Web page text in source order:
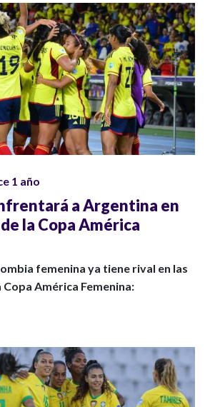
1 año
a Argentina en
la Copa América
femenina ya tiene rival en las
Copa América Femenina: